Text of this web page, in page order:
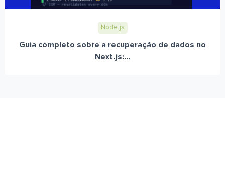
Node.js
Guia completo sobre a recuperação de dados no
Next.js:...